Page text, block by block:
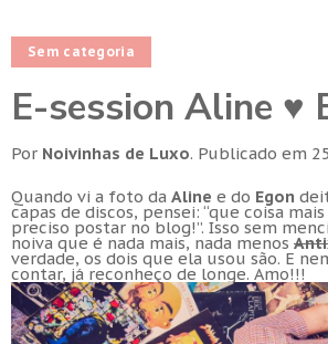
Sem categoria
E-session Aline ♥
Por Noivinhas de Luxo. Publicado em
Quando vi a foto da Aline e do Egon
capas de discos, pensei: “que coisa
preciso postar no blog!”. Isso sem
noiva que é nada mais, nada menos
verdade, os dois que ela usou são. E
contar, já reconheço de longe. Amo!!!